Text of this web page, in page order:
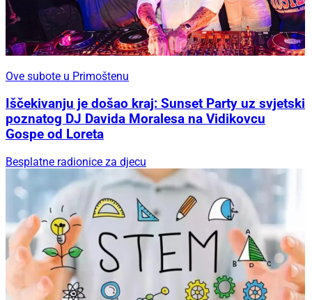
Ove subote u Primoštenu
Iščekivanju je došao kraj: Sunset Party uz svjetski
poznatog DJ Davida Moralesa na Vidikovcu
Gospe od Loreta
Besplatne radionice za djecu